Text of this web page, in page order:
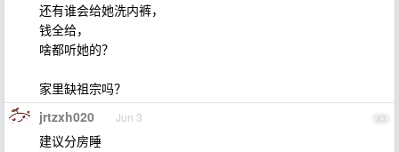
还有谁会给她洗内裤，
钱全给，
啥都听她的？
家里缺祖宗吗？
83
jrtzxh020 Jun 3
建议分房睡